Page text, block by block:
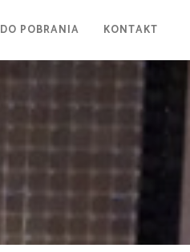
DO POBRANIA KONTAKT